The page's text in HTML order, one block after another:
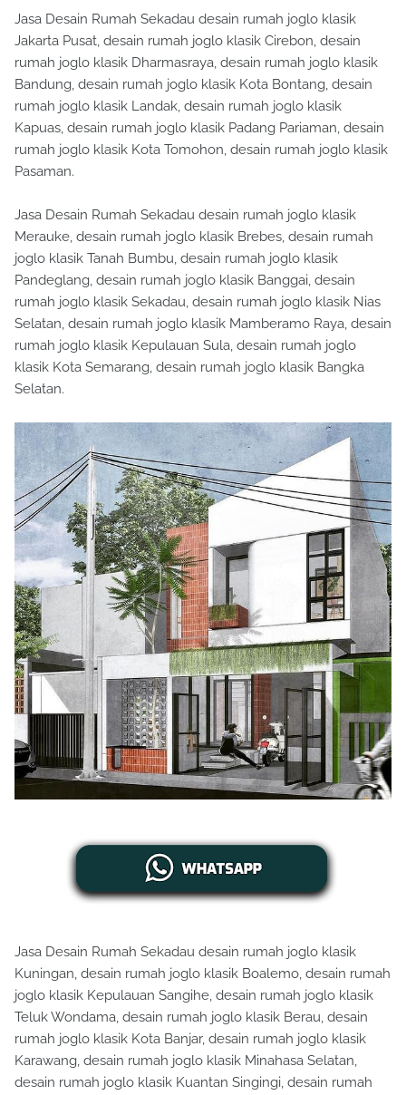
Jasa Desain Rumah Sekadau desain rumah joglo klasik
Jakarta Pusat, desain rumah joglo klasik Cirebon, desain
rumah joglo klasik Dharmasraya, desain rumah joglo klasik
Bandung, desain rumah joglo klasik Kota Bontang, desain
rumah joglo klasik Landak, desain rumah joglo klasik
Kapuas, desain rumah joglo klasik Padang Pariaman, desain
rumah joglo klasik Kota Tomohon, desain rumah joglo klasik
Pasaman.
Jasa Desain Rumah Sekadau desain rumah joglo klasik
Merauke, desain rumah joglo klasik Brebes, desain rumah
joglo klasik Tanah Bumbu, desain rumah joglo klasik
Pandeglang, desain rumah joglo klasik Banggai, desain
rumah joglo klasik Sekadau, desain rumah joglo klasik Nias
Selatan, desain rumah joglo klasik Mamberamo Raya, desain
rumah joglo klasik Kepulauan Sula, desain rumah joglo
klasik Kota Semarang, desain rumah joglo klasik Bangka
Selatan.
Jasa Desain Rumah Sekadau desain rumah joglo klasik
Kuningan, desain rumah joglo klasik Boalemo, desain rumah
joglo klasik Kepulauan Sangihe, desain rumah joglo klasik
Teluk Wondama, desain rumah joglo klasik Berau, desain
rumah joglo klasik Kota Banjar, desain rumah joglo klasik
Karawang, desain rumah joglo klasik Minahasa Selatan,
desain rumah joglo klasik Kuantan Singingi, desain rumah